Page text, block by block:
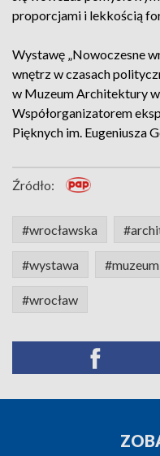
proporcjami i lekkością
Wystawę „Nowoczesne
wnętrz w czasach
w Muzeum Architektury
Współorganizatorem
Pięknych im. Eugeniusza
Źródło:
#wrocławska
#wystawa #muzeum
#wrocław